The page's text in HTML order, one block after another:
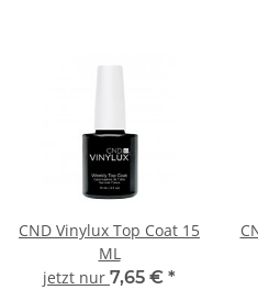
CND Vinylux Top Coat 15
ML
jetzt nur 7,65 € *